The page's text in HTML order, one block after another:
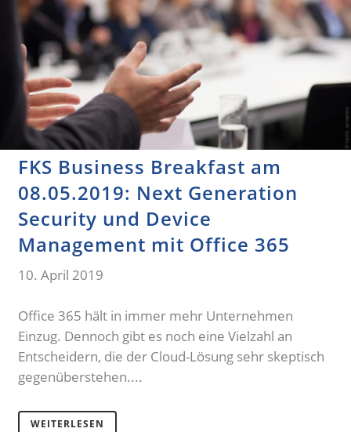
FKS Business Breakfast am
08.05.2019: Next Generation
Security und Device
Management mit Office 365
10. April 2019
Office 365 hält in immer mehr Unternehmen
Einzug. Dennoch gibt es noch eine Vielzahl an
Entscheidern, die der Cloud-Lösung sehr skeptisch
gegenüberstehen....
WEITERLESEN